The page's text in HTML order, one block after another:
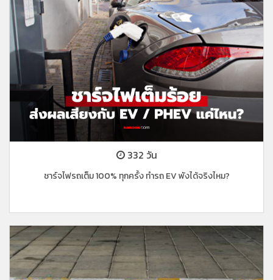
332 วัน
ชาร์จไฟรถเต็ม 100% ทุกครั้ง ทำรถ EV พังได้จริงไหม?